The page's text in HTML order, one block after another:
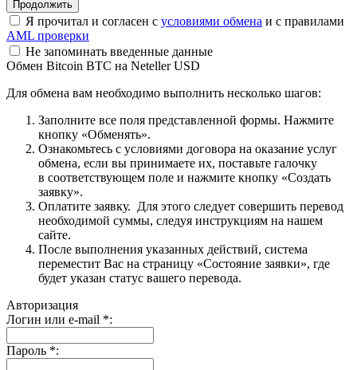
Я прочитал и согласен с условиями обмена и с правилами
AML проверки
Не запоминать введенные данные
Обмен Bitcoin BTC на Neteller USD
Для обмена вам необходимо выполнить несколько шагов:
Заполните все поля представленной формы. Нажмите
кнопку «Обменять».
Ознакомьтесь с условиями договора на оказание услуг
обмена, если вы принимаете их, поставьте галочку
в соответствующем поле и нажмите кнопку «Создать
заявку».
Оплатите заявку. Для этого следует совершить перевод
необходимой суммы, следуя инструкциям на нашем
сайте.
После выполнения указанных действий, система
переместит Вас на страницу «Состояние заявки», где
будет указан статус вашего перевода.
Авторизация
Логин или e-mail *:
Пароль *: